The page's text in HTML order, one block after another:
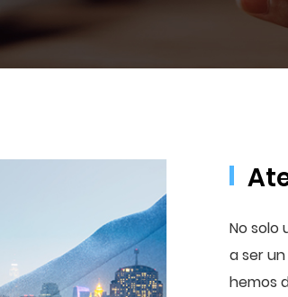
No solo
a ser
hemos